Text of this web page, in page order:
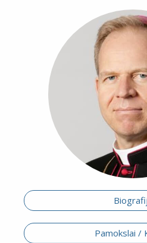
Pamokslai /